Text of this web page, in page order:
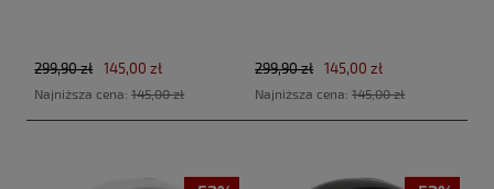
145,00 zł
299,90 zł
Najniższa cena:145,00 zł
145,00 zł
299,90 zł
Najniższa cena:145,00 zł